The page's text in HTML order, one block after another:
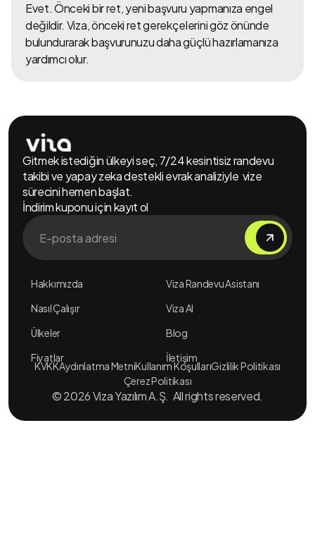
Evet. Önceki bir ret, yeni başvuru yapmanıza engel
değildir. Viza, önceki ret gerekçelerini göz önünde
bulundurarak başvurunuzu daha güçlü hazırlamanıza
yardımcı olur.
Gitmek istediğin ülkeyi seç, 7/24 kesintisiz randevu
takibi ve yapay zeka destekli evrak analiziyle vize
sürecini hemen başlat.
İndirim kuponu için kayıt ol
Hakkımızda
Nasıl Çalışır
Ülkeler
Fiyatlar
Viza Randevu Asistanı
Viza AI
Blog
İletişim
KVKKAydınlatma MetniKullanım KoşullarıGizlilik Politikası
Çerez Politikası
© 2026 Viza Yazılım A.Ş. All rights reserved.